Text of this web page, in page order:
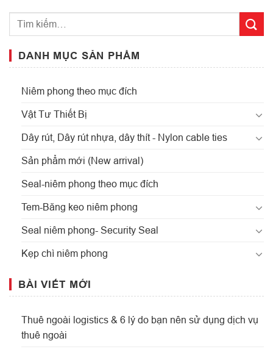
DANH MỤC SẢN PHẨM
Niêm phong theo mục đích
Vật Tư Thiết Bị
Dây rút, Dây rút nhựa, dây thít - Nylon cable ties
Sản phẩm mới (New arrival)
Seal-niêm phong theo mục đích
Tem-Băng keo niêm phong
Seal niêm phong- Security Seal
Kẹp chì niêm phong
BÀI VIẾT MỚI
Thuê ngoài logistics & 6 lý do bạn nên sử dụng dịch vụ
thuê ngoài